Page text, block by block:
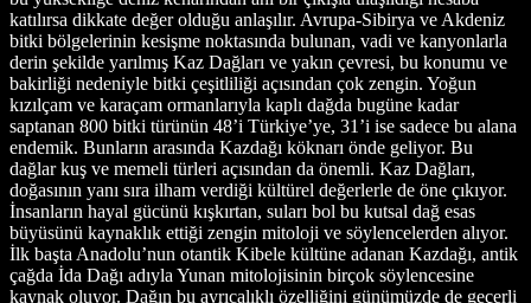
katılırsa dikkate değer olduğu anlaşılır. Avrupa-Sibirya ve Akdeniz
bitki bölgelerinin kesişme noktasında bulunan, vadi ve kanyonlarla
derin şekilde yarılmış Kaz Dağları ve yakın çevresi, bu konumu ve
bakirliği nedeniyle bitki çeşitliliği açısından çok zengin. Yoğun
kızılçam ve karaçam ormanlarıyla kaplı dağda bugüne kadar
saptanan 800 bitki türünün 48’i Türkiye’ye, 31’i ise sadece bu alana
endemik. Bunların arasında Kazdağı köknarı önde geliyor. Bu
dağlar kuş ve memeli türleri açısından da önemli. Kaz Dağları,
doğasının yanı sıra ilham verdiği kültürel değerlerle de öne çıkıyor.
İnsanların hayal gücünü kışkırtan, suları bol bu kutsal dağ esas
büyüsünü kaynaklık ettiği zengin mitoloji ve söylencelerden alıyor.
İlk başta Anadolu’nun otantik Kibele kültüne adanan Kazdağı, antik
çağda İda Dağı adıyla Yunan mitolojisinin birçok söylencesine
kaynak oluyor. Dağın bu ayrıcalıklı özelliğini günümüzde de geçerli